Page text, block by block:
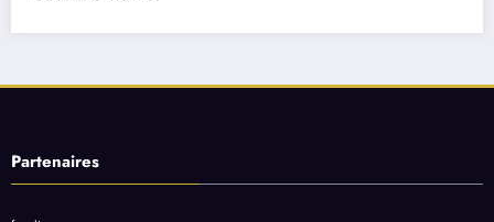
Partenaires